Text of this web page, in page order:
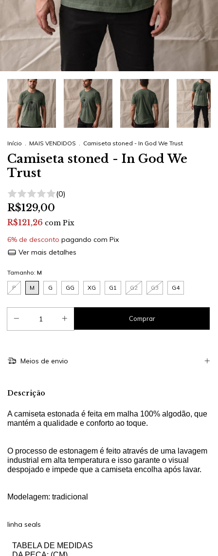
Início . MAIS VENDIDOS . Camiseta stoned - In God We Trust
Camiseta stoned - In God We
Trust
(0)
R$129,00
R$121,26 com Pix
6% de desconto pagando com Pix
Ver mais detalhes
Tamanho: M
P M G GG XG G1 G2 G3 G4
Meios de envio
Descrição
A camiseta estonada é feita em malha 100% algodão, que
mantém a qualidade e conforto ao toque.
O processo de estonagem é feito através de uma lavagem
industrial em alta temperatura e isso garante o visual
despojado e impede que a camiseta encolha após lavar.
Modelagem: tradicional
linha seals
TABELA DE MEDIDAS